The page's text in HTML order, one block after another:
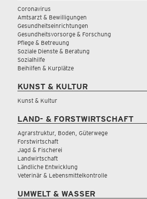
Coronavirus
Amtsarzt & Bewilligungen
Gesundheitseinrichtungen
Gesundheitsvorsorge & Forschung
Pflege & Betreuung
Soziale Dienste & Beratung
Sozialhilfe
Beihilfen & Kurplätze
KUNST & KULTUR
Kunst & Kultur
LAND- & FORSTWIRTSCHAFT
Agrarstruktur, Boden, Güterwege
Forstwirtschaft
Jagd & Fischerei
Landwirtschaft
Ländliche Entwicklung
Veterinär & Lebensmittelkontrolle
UMWELT & WASSER